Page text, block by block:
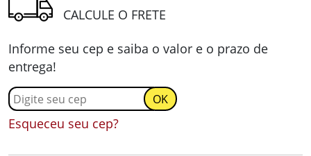
CALCULE O FRETE
Informe seu cep e saiba o valor e o prazo de
entrega!
Esqueceu seu cep?